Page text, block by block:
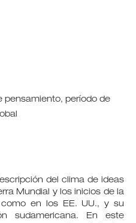
pensamiento, período de
del clima de ideas
Mundial y los inicios de la
en los EE. UU., y su
sudamericana. En este